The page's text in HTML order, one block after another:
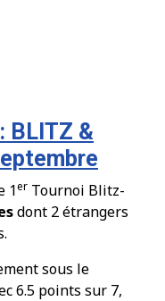
BLITZ &
1er Tournoi Blitz-
dont 2 étrangers
sous le
6.5 points sur 7,